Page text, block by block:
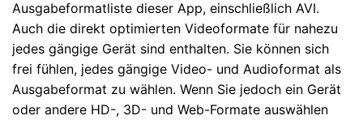
Ausgabeformatliste dieser App, einschließlich AVI.
Auch die direkt optimierten Videoformate für nahezu
jedes gängige Gerät sind enthalten. Sie können sich
frei fühlen, jedes gängige Video- und Audioformat als
Ausgabeformat zu wählen. Wenn Sie jedoch ein Gerät
oder andere HD-, 3D- und Web-Formate auswählen